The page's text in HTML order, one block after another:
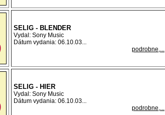
SELIG - BLENDER
Vydal: Sony Music
Dátum vydania: 06.10.03...
podrobne,...
SELIG - HIER
Vydal: Sony Music
Dátum vydania: 06.10.03...
podrobne,...